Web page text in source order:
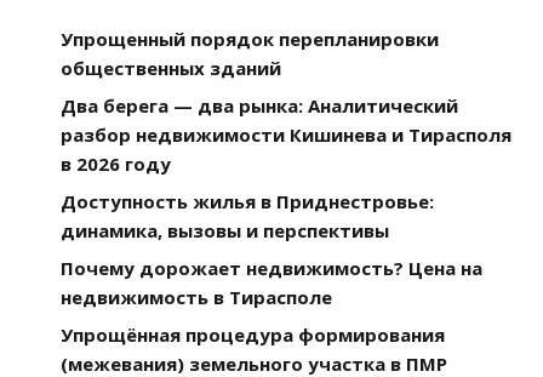
Упрощенный порядок перепланировки
общественных зданий
Два берега — два рынка: Аналитический
разбор недвижимости Кишинева и Тирасполя
в 2026 году
Доступность жилья в Приднестровье:
динамика, вызовы и перспективы
Почему дорожает недвижимость? Цена на
недвижимость в Тирасполе
Упрощённая процедура формирования
(межевания) земельного участка в ПМР